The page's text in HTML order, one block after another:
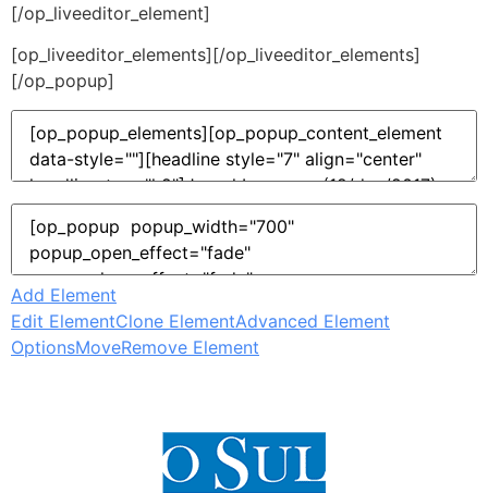
[/op_liveeditor_element]
[op_liveeditor_elements][/op_liveeditor_elements]
[/op_popup]
Add Element
Edit ElementClone ElementAdvanced Element
OptionsMoveRemove Element